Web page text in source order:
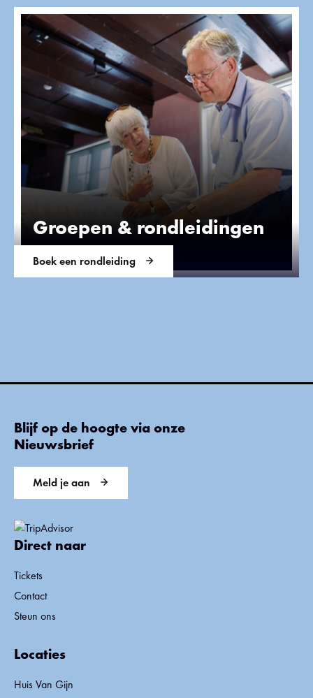
Groepen & rondleidingen
Boek een rondleiding
Blijf op de hoogte via onze
Nieuwsbrief
Meld je aan
Direct naar
Tickets
Contact
Steun ons
Locaties
Huis Van Gijn